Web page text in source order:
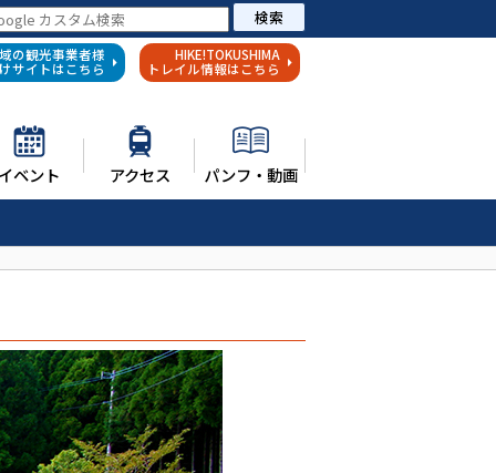
検索
の観光事業者様
サイトはこちら
HIKE!TOKUSHIMA
トレイル情報はこちら
ベント アクセス パンフ・動画